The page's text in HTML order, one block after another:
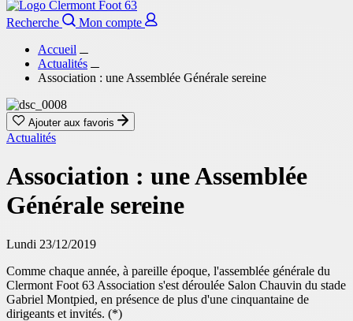
Recherche
Mon compte
Accueil
Actualités
Association : une Assemblée Générale sereine
Ajouter aux favoris
Actualités
Association : une Assemblée
Générale sereine
Lundi 23/12/2019
Comme chaque année, à pareille époque, l'assemblée générale du
Clermont Foot 63 Association s'est déroulée Salon Chauvin du stade
Gabriel Montpied, en présence de plus d'une cinquantaine de
dirigeants et invités. (*)